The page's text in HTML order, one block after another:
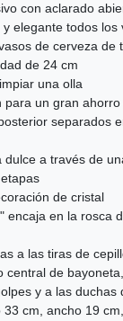
con aclarado
elegante todos los
de cerveza de
de 24 cm
una olla
para un gran ahorro
separados
dulce a través de
de cristal
encaja en la rosca
a las tiras de
central de
y a las duchas
cm, ancho 19